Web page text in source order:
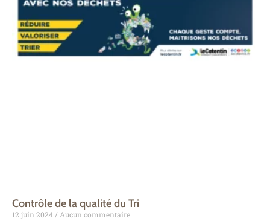
Contrôle de la qualité du Tri
12 juin 2024 Aucun commentaire